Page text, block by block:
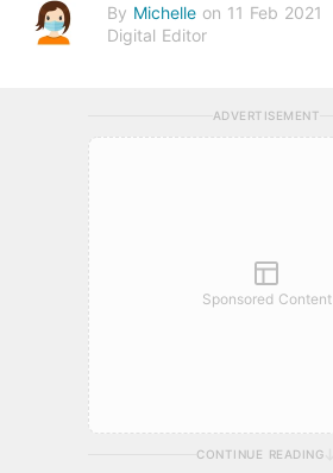
By Michelle on 11 Feb 2021
Digital Editor
ADVERTISEMENT
Sponsored Content
CONTINUE READING